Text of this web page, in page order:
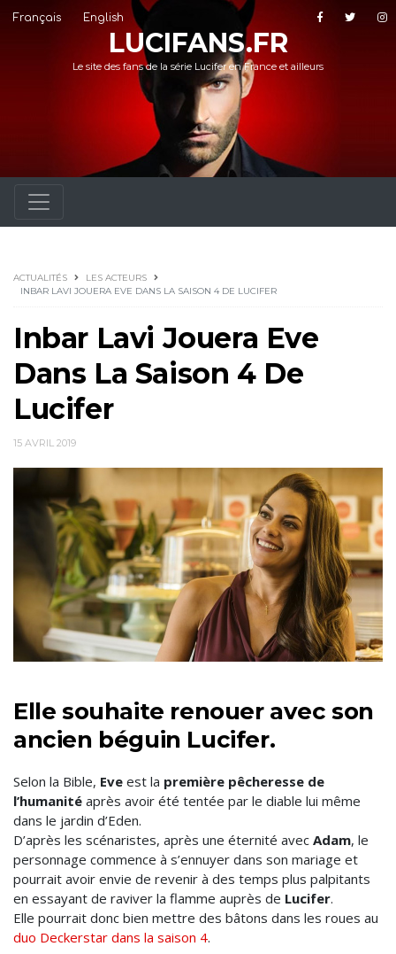
Français English
LUCIFANS.FR
Le site des fans de la série Lucifer en France et ailleurs
ACTUALITÉS
LES ACTEURS
INBAR LAVI JOUERA EVE DANS LA SAISON 4 DE LUCIFER
Inbar Lavi Jouera Eve
Dans La Saison 4 De
Lucifer
15 AVRIL 2019
Elle souhaite renouer avec son
ancien béguin Lucifer.
Selon la Bible, Eve est la première pêcheresse de
l’humanité après avoir été tentée par le diable lui même
dans le jardin d’Eden.
D’après les scénaristes, après une éternité avec Adam, le
personnage commence à s’ennuyer dans son mariage et
pourrait avoir envie de revenir à des temps plus palpitants
en essayant de raviver la flamme auprès de Lucifer.
Elle pourrait donc bien mettre des bâtons dans les roues au
duo Deckerstar dans la saison 4.